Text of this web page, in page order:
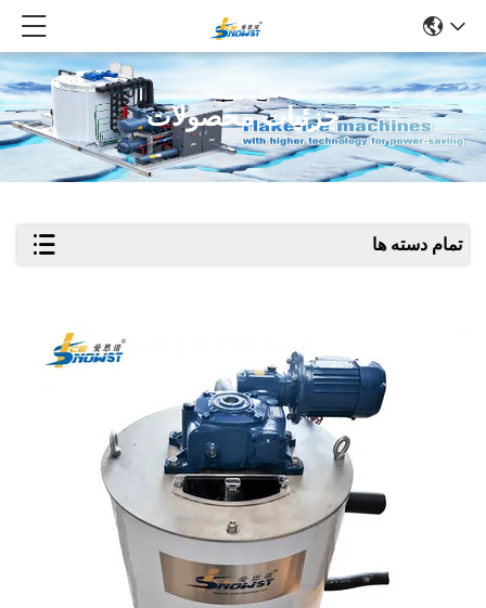
جزئیات محصولات
تمام دسته ها